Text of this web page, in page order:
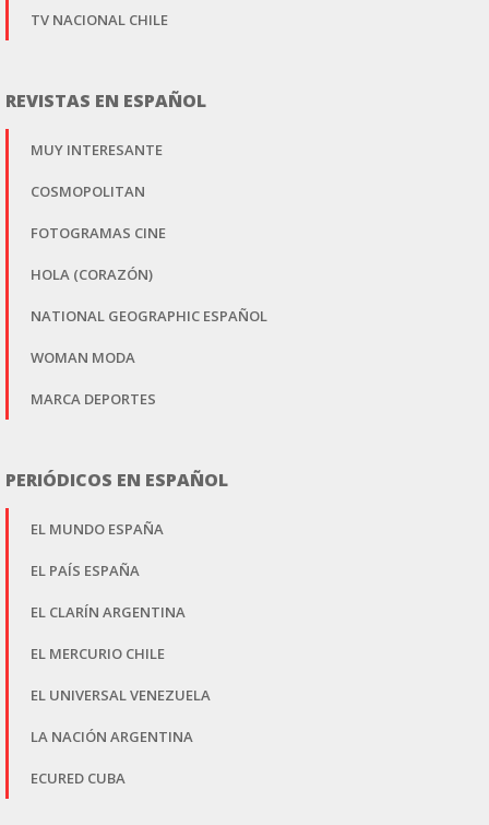
TV NACIONAL CHILE
REVISTAS EN ESPAÑOL
MUY INTERESANTE
COSMOPOLITAN
FOTOGRAMAS CINE
HOLA (CORAZÓN)
NATIONAL GEOGRAPHIC ESPAÑOL
WOMAN MODA
MARCA DEPORTES
PERIÓDICOS EN ESPAÑOL
EL MUNDO ESPAÑA
EL PAÍS ESPAÑA
EL CLARÍN ARGENTINA
EL MERCURIO CHILE
EL UNIVERSAL VENEZUELA
LA NACIÓN ARGENTINA
ECURED CUBA